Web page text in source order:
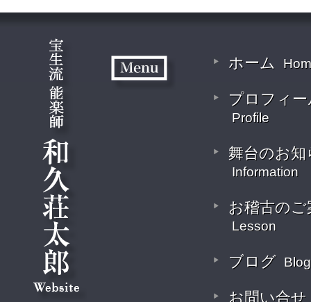
ホーム
プロフィー
Profile
舞台のお知
Information
お稽古のご
Lesson
ブログ Blog
お問い合せ